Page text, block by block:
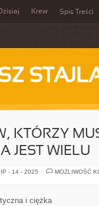
Krew Spis Treści
KTÓRZY
JEST WIELU
- 14 - 2025
MOŻLIWOŚĆ
i ciężka